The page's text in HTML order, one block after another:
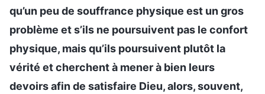
qu’un peu de souffrance physique est un gros
problème et s’ils ne poursuivent pas le confort
physique, mais qu’ils poursuivent plutôt la
vérité et cherchent à mener à bien leurs
devoirs afin de satisfaire Dieu, alors, souvent,